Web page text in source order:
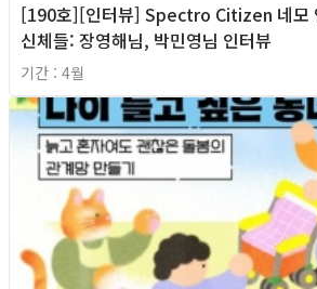
[190호][인터뷰] Spectro Citizen 네모
신체들: 장영해님, 박민영님 인터뷰
기간 : 4월